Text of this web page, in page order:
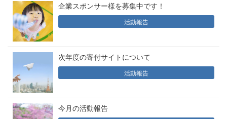
企業スポンサー様を募集中です！
活動報告
次年度の寄付サイトについて
活動報告
今月の活動報告